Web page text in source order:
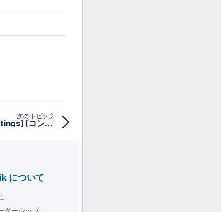
次のトピック
[Component-specific settings] (コンポーネント固有設定) (tJava用)
について
ダーシップ